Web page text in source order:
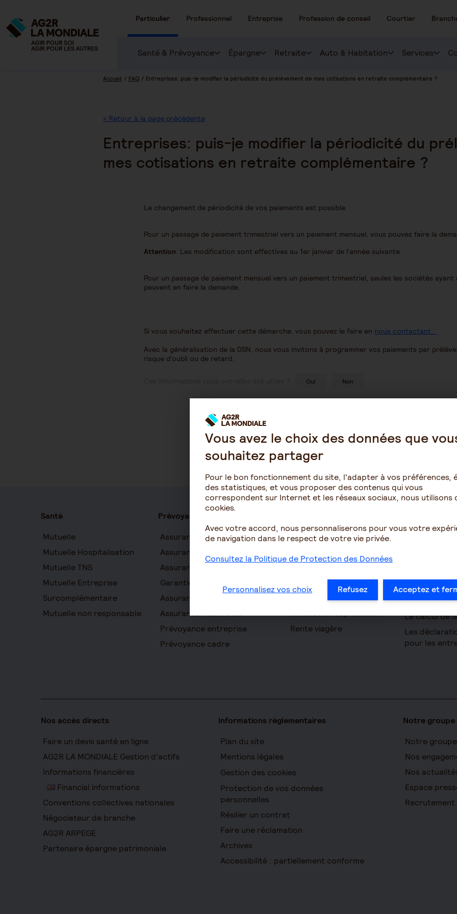
Particulier Professionnel Entreprise Profession de conseil Courtier
Santé & Prévoyance Épargne Retraite Auto & Habitation Services
Accueil FAQ Entreprises: puis-je modifier la périodicité du prélèvement de mes cotisations en retraite complémentaire ?
< Retour à la page précédente
Entreprises: puis-je modifier la périodicité du
mes cotisations en retraite complémentaire ?
Le changement de périodicité de vos paiements est possible.
Pour un passage de paiement trimestriel vers un paiement mensuel, vous pouvez faire la
Attention: Les modification sont effectives au 1er janvier de l'année suivante
Pour un passage de paiement mensuel vers un paiement trimestriel, seules les sociétés ayant
peuvent en faire la demande.
Si vous souhaitez effectuer cette démarche, vous pouvez le faire en nous contactant.
Avec la généralisation de la DSN, nous vous invitons à programmer vos paiements par
risque d'oubli ou de retard.
Oui Non
Santé
Mutuelle
Mutuelle Hospitalisation
Mutuelle TNS
Mutuelle Entreprise
Surcomplémentaire
Mutuelle non responsable
Prévoyance
Assurance autonomie
Assurance décès
Assurance obsèques
Garantie Protection Accident
Assurance prévoyance TNS
Assurance homme clé
Prévoyance entreprise
Prévoyance cadre
Assurance vie
Contrat de capitalisation
Rente viagère
Les
à la retraite
Le calcul de
Les
pour les
Nos accès directs
Faire un devis santé en ligne
AG2R LA MONDIALE Gestion d’actifs
Informations financières
Financial informations
Conventions collectives nationales
Négociateur de branche
AG2R ARPEGE
Partenaire épargne patrimoniale
Informations réglementaires
Plan du site
Mentions légales
Gestion des cookies
Protection de vos données
personnelles
Résilier un contrat
Faire une réclamation
Archives
Accessibilité : partiellement conforme
Notre groupe
Notre groupe
Nos
Nos
Espace
Recrutement
Vous avez le choix des données que
souhaitez partager
Pour le bon fonctionnement du site, l'adapter à vos préférences,
des statistiques, et vous proposer des contenus qui vous
correspondent sur Internet et les réseaux sociaux, nous utilisons
cookies.
Avec votre accord, nous personnaliserons pour vous votre
de navigation dans le respect de votre vie privée.
Consultez la Politique de Protection des Données
Personnalisez vos choix Refusez Acceptez et